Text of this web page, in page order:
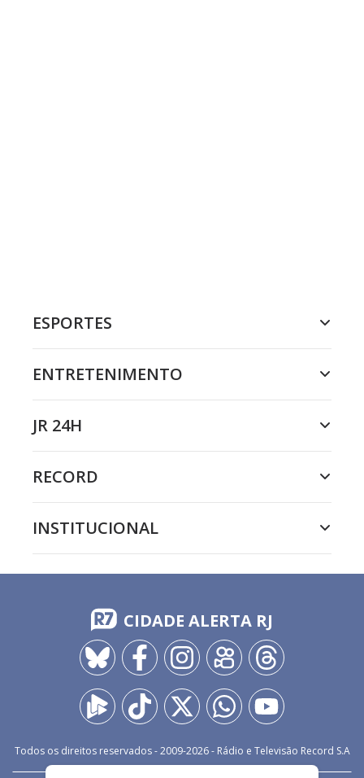
ESPORTES
ENTRETENIMENTO
JR 24H
RECORD
INSTITUCIONAL
CIDADE ALERTA RJ
Todos os direitos reservados - 2009-2026- Rádio e Televisão Record S.A